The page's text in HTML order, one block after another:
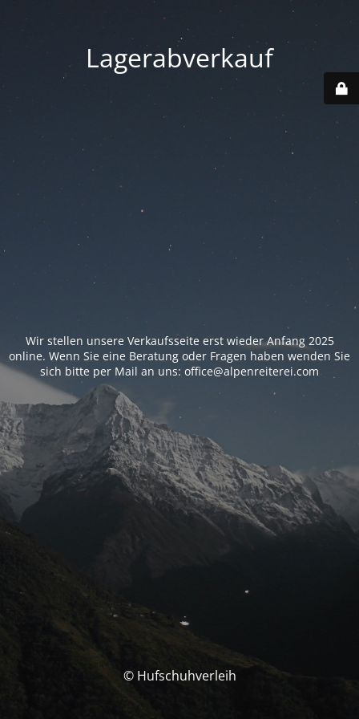
Lagerabverkauf
Wir stellen unsere Verkaufsseite erst wieder Anfang 2025
online. Wenn Sie eine Beratung oder Fragen haben wenden Sie
sich bitte per Mail an uns: office@alpenreiterei.com
© Hufschuhverleih